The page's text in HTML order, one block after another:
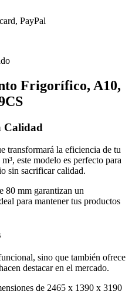
PayPal
Frigorífico, A10,
Calidad
transformará la eficiencia de tu
este modelo es perfecto para
sin sacrificar calidad.
80 mm garantizan un
para mantener tus productos
sino que también ofrece
destacar en el mercado.
de 2465 x 1390 x 3190